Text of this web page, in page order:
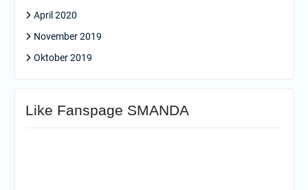
April 2020
November 2019
Oktober 2019
Like Fanspage SMANDA